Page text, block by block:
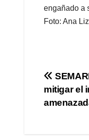
engañado a
Foto: Ana
de
mitigar el